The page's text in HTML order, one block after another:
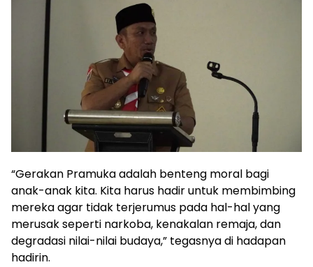
“Gerakan Pramuka adalah benteng moral bagi
anak-anak kita. Kita harus hadir untuk membimbing
mereka agar tidak terjerumus pada hal-hal yang
merusak seperti narkoba, kenakalan remaja, dan
degradasi nilai-nilai budaya,” tegasnya di hadapan
hadirin.